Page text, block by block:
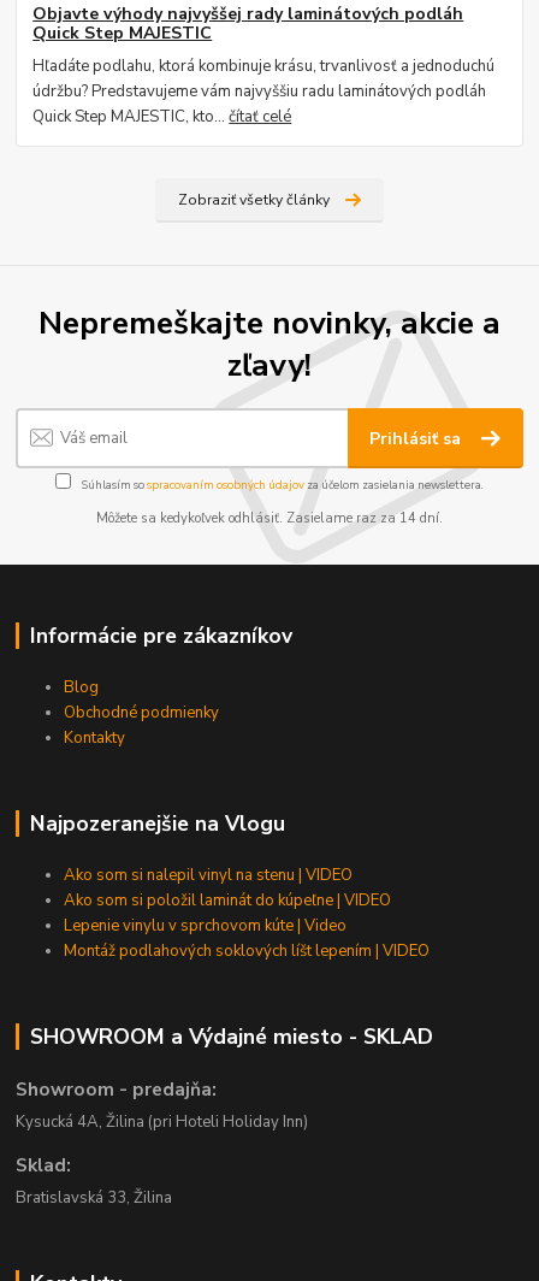
Objavte výhody najvyššej rady laminátových podláh
Quick Step MAJESTIC
Hľadáte podlahu, ktorá kombinuje krásu, trvanlivosť a jednoduchú
údržbu? Predstavujeme vám najvyššiu radu laminátových podláh
Quick Step MAJESTIC, kto...čítať celé
Zobraziť všetky články
Nepremeškajte novinky, akcie a
zľavy!
Prihlásiť sa
Súhlasím sospracovaním osobných údajov za účelom zasielania newslettera.
Môžete sa kedykoľvek odhlásiť. Zasielame raz za 14 dní.
Informácie pre zákazníkov
Blog
Obchodné podmienky
Kontakty
Najpozeranejšie na Vlogu
Ako som si nalepil vinyl na stenu | VIDEO
Ako som si položil laminát do kúpeľne | VIDEO
Lepenie vinylu v sprchovom kúte | Video
Montáž podlahových soklových líšt lepením | VIDEO
SHOWROOM a Výdajné miesto - SKLAD
Showroom - predajňa:
Kysucká 4A, Žilina (pri Hoteli Holiday Inn)
Sklad:
Bratislavská 33, Žilina